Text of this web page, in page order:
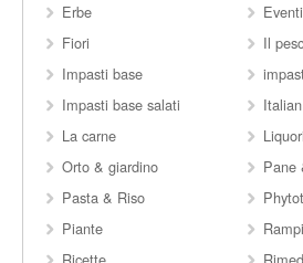
Erbe
Eventi
Fiori
Il
Impasti base
Impasti base salati
La carne
Liquori
Orto & giardino
Pane
Pasta & Riso
Piante